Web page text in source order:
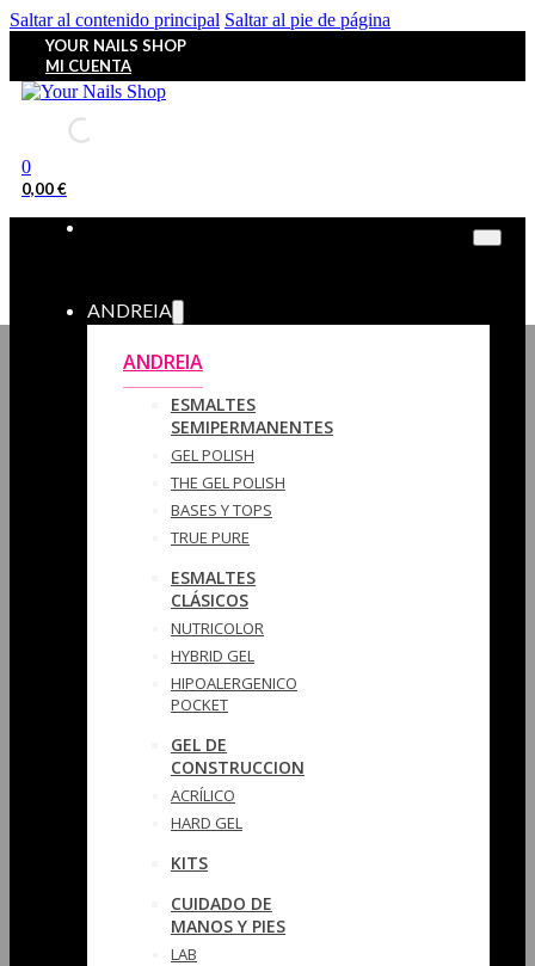
Saltar al contenido principal Saltar al pie de página
YOUR NAILS SHOP
MI CUENTA
0
0,00€
ANDREIA
ANDREIA
ESMALTES
SEMIPERMANENTES
GEL POLISH
THE GEL POLISH
BASES Y‎ TOPS
TRUE PURE
ESMALTES
CLÁSICOS
NUTRICOLOR
HYBRID GEL
HIPOALERGENICO
POCKET
GEL DE
CONSTRUCCION
ACRÍLICO
HARD GEL
KITS
CUIDADO DE
MANOS Y PIES
LAB